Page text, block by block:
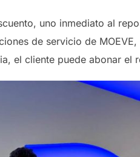
uno inmediato al
de servicio de
el cliente puede abonar el